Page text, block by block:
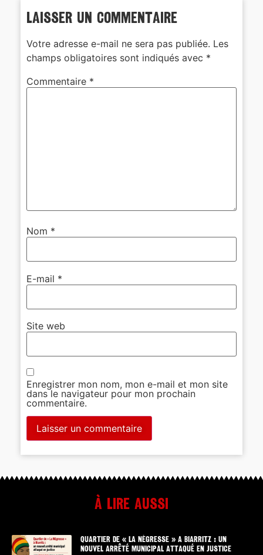
Laisser un commentaire
Votre adresse e-mail ne sera pas publiée. Les
champs obligatoires sont indiqués avec *
Commentaire *
Nom *
E-mail *
Site web
Enregistrer mon nom, mon e-mail et mon site
dans le navigateur pour mon prochain
commentaire.
À lire aussi
QUARTIER DE « LA NÉGRESSE » A BIARRITZ : UN
NOUVEL ARRÊTÉ MUNICIPAL ATTAQUÉ EN JUSTICE